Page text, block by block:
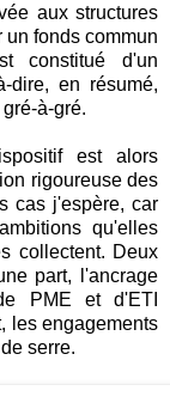
aux structures
fonds commun
constitué d'un
dire, en résumé,
à-gré.
est alors
rigoureuse des
cas j'espère, car
qu'elles
collectent. Deux
part, l'ancrage
PME et d'ETI
les engagements
serre.